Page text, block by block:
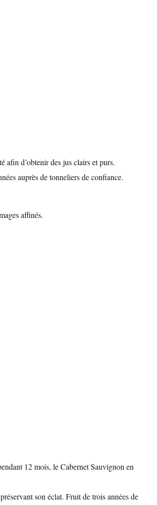
afin d’obtenir des jus clairs et purs.
auprès de tonneliers de confiance.
affinés.
12 mois, le Cabernet Sauvignon en
son éclat. Fruit de trois années de